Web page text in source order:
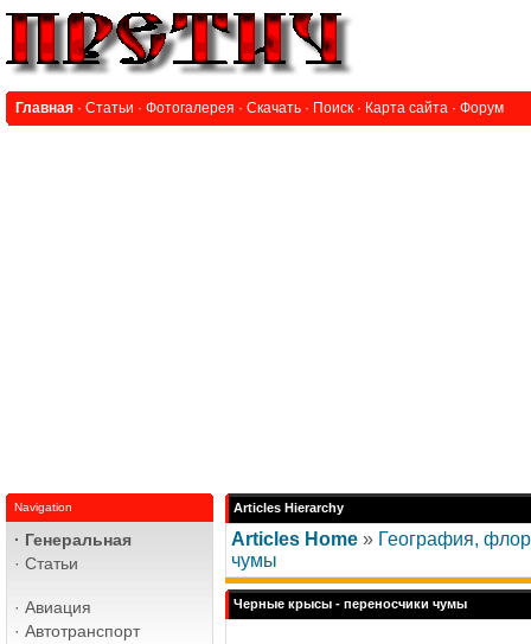
Главная · Статьи · Фотогалерея · Скачать · Поиск · Карта сайта · Форум
Navigation
· Генеральная
· Статьи
· Авиация
· Автотранспорт
Articles Hierarchy
Articles Home » География,
чумы
Черные крысы - переносчики чумы